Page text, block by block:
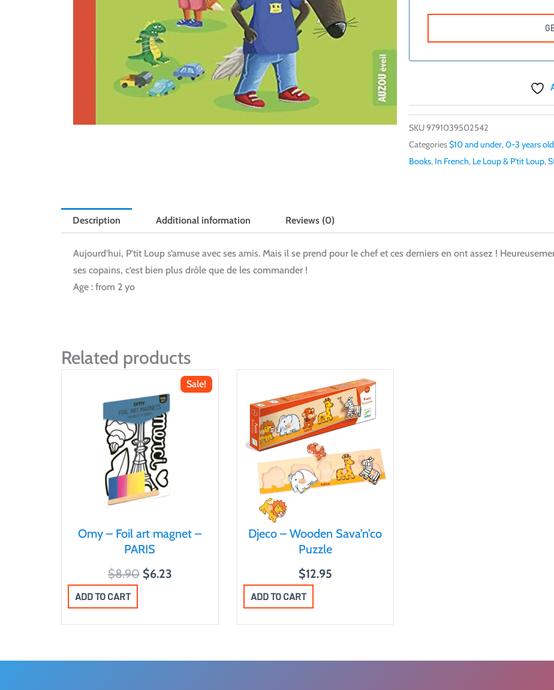
SKU9791039502542
Categories$10 and under,0-3 years old
Books, In French, Le Loup & P'tit Loup,
Description Additional information Reviews (0)
Aujourd’hui, P’tit Loup s’amuse avec ses amis. Mais il se prend pour le chef et ces derniers en ont assez !
ses copains, c’est bien plus drôle que de les commander !
Age : from 2 yo
Related products
Sale!
Omy – Foil art magnet –
PARIS
$8.90 O
g
n
$6.23C
r
n
ADD TO CART
Djeco – Wooden Sava’n’co
Puzzle
$12.95
ADD TO CART